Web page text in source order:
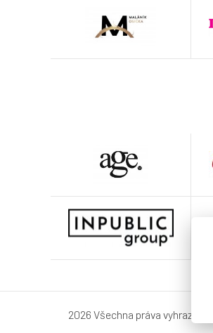
2026 Všechna práva vyhrazena |